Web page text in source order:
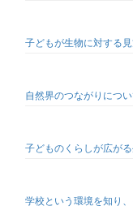
子どもが生物に対する
自然界のつながりにつ
子どものくらしが広が
学校という環境を知り